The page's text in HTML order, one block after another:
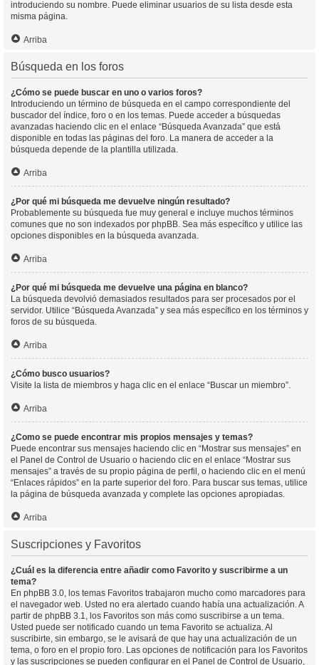
introduciendo su nombre. Puede eliminar usuarios de su lista desde esta
misma página.
Arriba
Búsqueda en los foros
¿Cómo se puede buscar en uno o varios foros?
Introduciendo un término de búsqueda en el campo correspondiente del
buscador del índice, foro o en los temas. Puede acceder a búsquedas
avanzadas haciendo clic en el enlace “Búsqueda Avanzada” que está
disponible en todas las páginas del foro. La manera de acceder a la
búsqueda depende de la plantilla utilizada.
Arriba
¿Por qué mi búsqueda me devuelve ningún resultado?
Probablemente su búsqueda fue muy general e incluye muchos términos
comunes que no son indexados por phpBB. Sea más específico y utilice las
opciones disponibles en la búsqueda avanzada.
Arriba
¿Por qué mi búsqueda me devuelve una página en blanco?
La búsqueda devolvió demasiados resultados para ser procesados por el
servidor. Utilice “Búsqueda Avanzada” y sea más específico en los términos y
foros de su búsqueda.
Arriba
¿Cómo busco usuarios?
Visite la lista de miembros y haga clic en el enlace “Buscar un miembro”.
Arriba
¿Como se puede encontrar mis propios mensajes y temas?
Puede encontrar sus mensajes haciendo clic en “Mostrar sus mensajes” en
el Panel de Control de Usuario o haciendo clic en el enlace “Mostrar sus
mensajes” a través de su propio página de perfil, o haciendo clic en el menú
“Enlaces rápidos” en la parte superior del foro. Para buscar sus temas, utilice
la página de búsqueda avanzada y complete las opciones apropiadas.
Arriba
Suscripciones y Favoritos
¿Cuál es la diferencia entre añadir como Favorito y suscribirme a un
tema?
En phpBB 3.0, los temas Favoritos trabajaron mucho como marcadores para
el navegador web. Usted no era alertado cuando había una actualización. A
partir de phpBB 3.1, los Favoritos son más como suscribirse a un tema.
Usted puede ser notificado cuando un tema Favorito se actualiza. Al
suscribirte, sin embargo, se le avisará de que hay una actualización de un
tema, o foro en el propio foro. Las opciones de notificación para los Favoritos
y las suscripciones se pueden configurar en el Panel de Control de Usuario,